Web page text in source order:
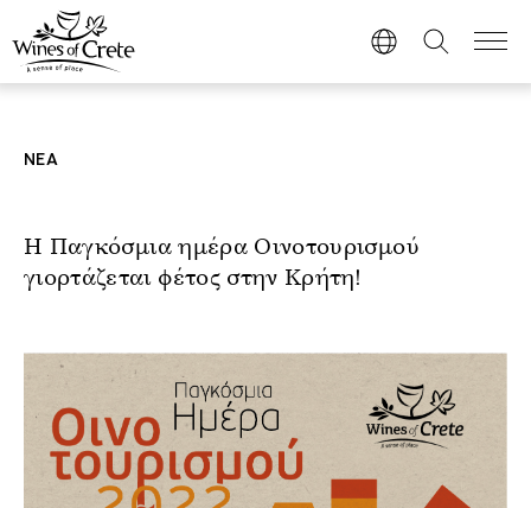
ΝΕΑ
Η Παγκόσμια ημέρα Οινοτουρισμού
γιορτάζεται φέτος στην Κρήτη!